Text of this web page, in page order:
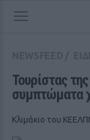
Τουρίστας
συμπτώματα
Κλιμάκιο του